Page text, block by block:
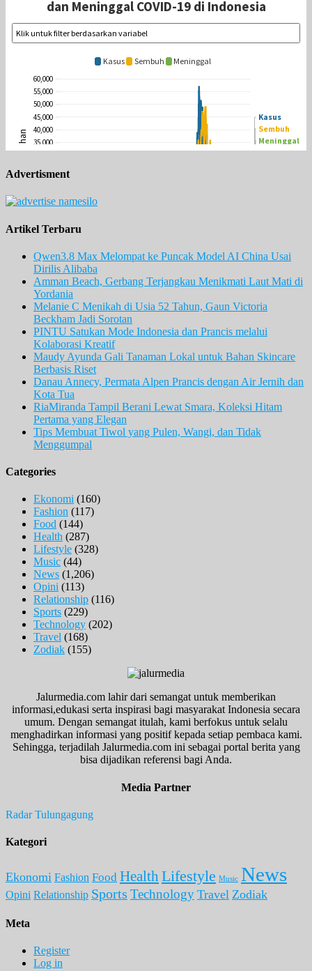
Advertisment
Artikel Terbaru
Qwen3.8 Max Melompat ke Puncak Model AI China Usai
Dirilis Alibaba
Amman Beach, Gerbang Terjangkau Menikmati Laut Mati di
Yordania
Melanie C Menikah di Usia 52 Tahun, Gaun Victoria
Beckham Jadi Sorotan
PINTU Satukan Mode Indonesia dan Prancis melalui
Kolaborasi Kreatif
Maudy Ayunda Gali Tanaman Lokal untuk Bahan Skincare
Berbasis Riset
Danau Annecy, Permata Alpen Prancis dengan Air Jernih dan
Kota Tua
RiaMiranda Tampil Berani Lewat Smara, Koleksi Hitam
Pertama yang Elegan
Tips Membuat Tiwol yang Pulen, Wangi, dan Tidak
Menggumpal
Categories
Ekonomi (160)
Fashion (117)
Food (144)
Health (287)
Lifestyle (328)
Music (44)
News (1,206)
Opini (113)
Relationship (116)
Sports (229)
Technology (202)
Travel (168)
Zodiak (155)
Jalurmedia.com lahir dari semangat untuk memberikan
informasi,edukasi serta inspirasi bagi masyarakat Indonesia secara
umum. Dengan semangat itulah, kami berfokus untuk selalu
menghadirkan informasi yang positif kepada setiap pembaca kami.
Sehingga, terjadilah Jalurmedia.com ini sebagai portal berita yang
bisa dijadikan referensi bagi Anda.
Media Partner
Radar Tulungagung
Kategori
Ekonomi Fashion Food Health Lifestyle Music News
Opini Relationship Sports Technology Travel Zodiak
Meta
Register
Log in